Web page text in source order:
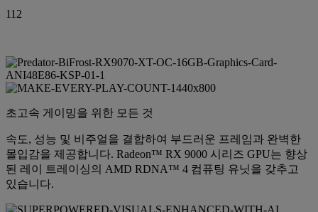
112
초고속 게이밍을 위한 모든 것
속도, 성능 및 비주얼을 결합하여 부드러운 프레임과 완벽한
몰입감을 제공합니다. Radeon™ RX 9000 시리즈 GPU는 향상
된 레이 트레이싱의 AMD RDNA™ 4 컴퓨팅 유닛을 갖추고
있습니다.